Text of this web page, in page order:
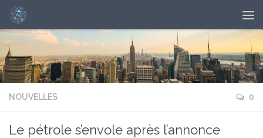
NOUVELLES 0
Le pétrole s’envole après l’annonce